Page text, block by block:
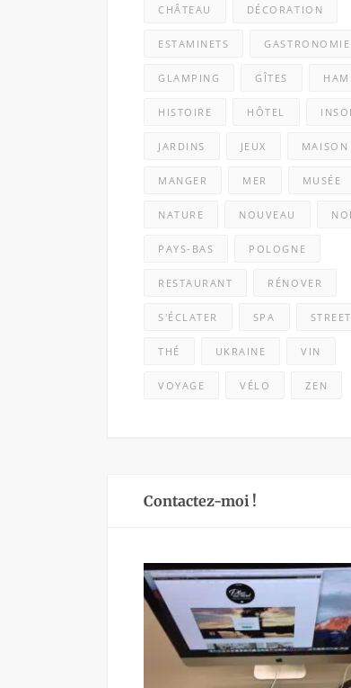
CHÂTEAU DÉCORATION
ESTAMINETS GASTRONOMIE
GLAMPING GÎTES
HISTOIRE HÔTEL
JARDINS JEUX MAISON
MANGER MER MUSÉE
NATURE NOUVEAU
PAYS-BAS POLOGNE
RESTAURANT RÉNOVER
S'ÉCLATER SPA
THÉ UKRAINE VIN
VOYAGE VÉLO ZEN
Contactez-moi !